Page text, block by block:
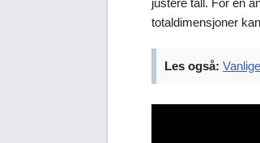
justere tall. For en
totaldimensjoner
Les også: